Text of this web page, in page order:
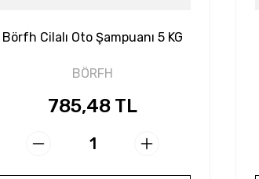
Börfh Cilalı Oto Şampuanı 5 KG
BÖRFH
785,48 TL